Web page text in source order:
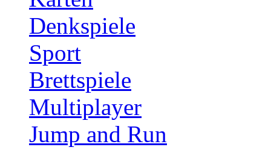
Denkspiele
Sport
Brettspiele
Multiplayer
Jump and Run